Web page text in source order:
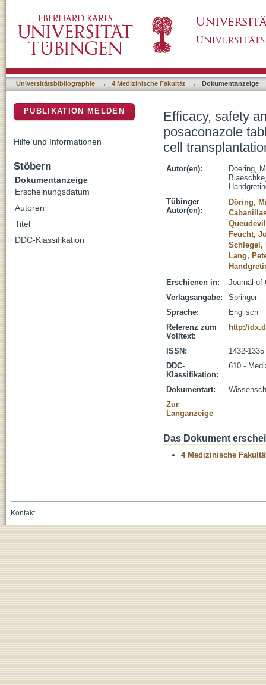
patients after haematopoietic stem cell
Universitätsbibliographie → 4 Medizinische Fakultät → Dokumentanzeige
Efficacy, safety
posaconazole
cell
Autor(en):
Doering,
Tübinger
Autor(en):
Döring,
Feucht,
Schlegel,
Lang,
Erschienen in:
Journal of
Verlagsangabe:
Springer
Sprache:
Englisch
Referenz zum
Volltext:
http://
ISSN:
1432-1335
DDC-
Klassifikation:
610 -
Dokumentart:
Zur
Langanzeige
Das Dokument
4 Medizinische
PUBLIKATION MELDEN
Hilfe und Informationen
Stöbern
Dokumentanzeige
Erscheinungsdatum
Autoren
Titel
DDC-Klassifikation
Kontakt